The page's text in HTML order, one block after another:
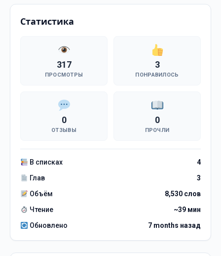
Статистика
317
ПРОСМОТРЫ
3
ПОНРАВИЛОСЬ
0
ОТЗЫВЫ
0
ПРОЧЛИ
В списках
4
Глав
3
Объём
8,530 слов
Чтение
~39 мин
Обновлено
7 months назад